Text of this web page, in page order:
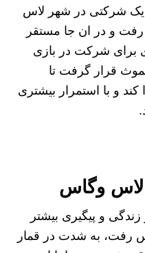
یک شرکتی در شهر لاس
و در ان جا مستقر
برای شرکت در بازی
قرار گرفت تا
کند و با استمرار بیشتری
لاس وگاس
و پیگیری بیشتر
رفت، به شدت در قمار